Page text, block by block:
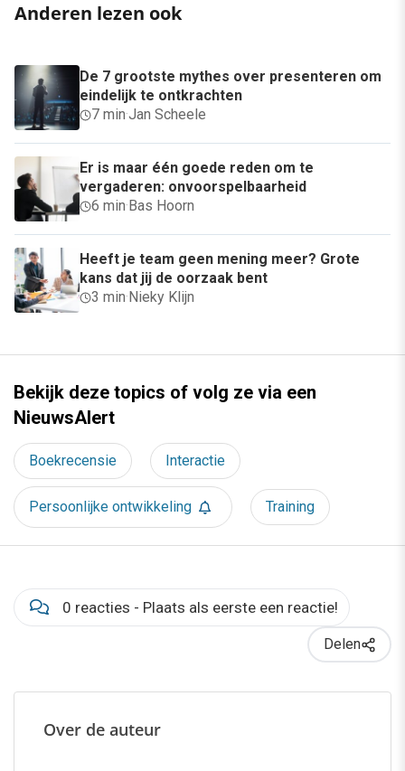
Anderen lezen ook
De 7 grootste mythes over presenteren om
eindelijk te ontkrachten
7 min·Jan Scheele
Er is maar één goede reden om te
vergaderen: onvoorspelbaarheid
6 min· Bas Hoorn
Heeft je team geen mening meer? Grote
kans dat jij de oorzaak bent
3 min· Nieky Klijn
Bekijk deze topics of volg ze via een
NieuwsAlert
Boekrecensie Interactie
Persoonlijke ontwikkeling Training
0 reacties - Plaats als eerste een reactie!
Delen
Over de auteur